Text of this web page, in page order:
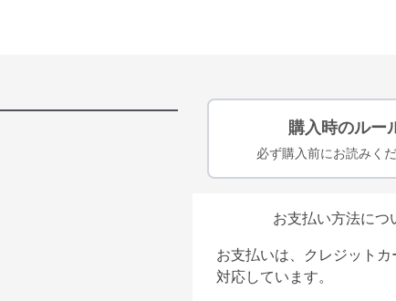
購入時のルー
必ず購入前にお読みくだ
お支払い方法につ
お支払いは、クレジットカ
対応しています。